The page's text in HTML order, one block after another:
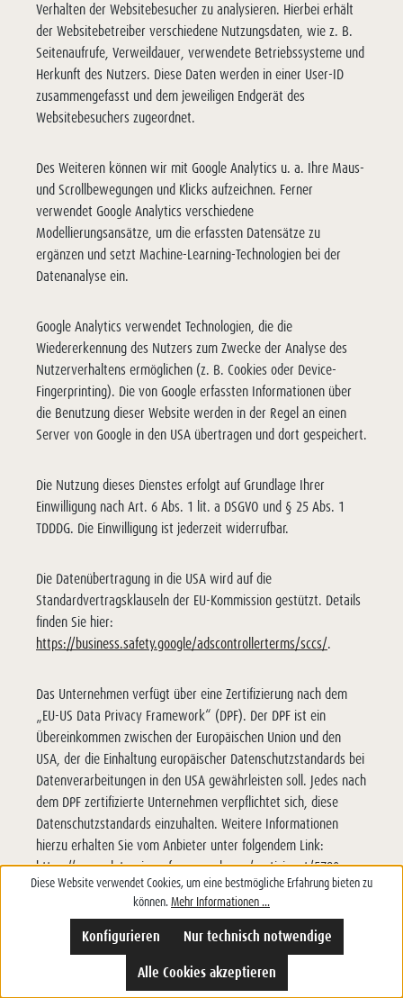
Verhalten der Websitebesucher zu analysieren. Hierbei erhält
der Websitebetreiber verschiedene Nutzungsdaten, wie z. B.
Seitenaufrufe, Verweildauer, verwendete Betriebssysteme und
Herkunft des Nutzers. Diese Daten werden in einer User-ID
zusammengefasst und dem jeweiligen Endgerät des
Websitebesuchers zugeordnet.
Des Weiteren können wir mit Google Analytics u. a. Ihre Maus-
und Scrollbewegungen und Klicks aufzeichnen. Ferner
verwendet Google Analytics verschiedene
Modellierungsansätze, um die erfassten Datensätze zu
ergänzen und setzt Machine-Learning-Technologien bei der
Datenanalyse ein.
Google Analytics verwendet Technologien, die die
Wiedererkennung des Nutzers zum Zwecke der Analyse des
Nutzerverhaltens ermöglichen (z. B. Cookies oder Device-
Fingerprinting). Die von Google erfassten Informationen über
die Benutzung dieser Website werden in der Regel an einen
Server von Google in den USA übertragen und dort gespeichert.
Die Nutzung dieses Dienstes erfolgt auf Grundlage Ihrer
Einwilligung nach Art. 6 Abs. 1 lit. a DSGVO und § 25 Abs. 1
TDDDG. Die Einwilligung ist jederzeit widerrufbar.
Die Datenübertragung in die USA wird auf die
Standardvertragsklauseln der EU-Kommission gestützt. Details
finden Sie hier:
https://business.safety.google/adscontrollerterms/sccs/.
Das Unternehmen verfügt über eine Zertifizierung nach dem
„EU-US Data Privacy Framework“ (DPF). Der DPF ist ein
Übereinkommen zwischen der Europäischen Union und den
USA, der die Einhaltung europäischer Datenschutzstandards bei
Datenverarbeitungen in den USA gewährleisten soll. Jedes nach
dem DPF zertifizierte Unternehmen verpflichtet sich, diese
Datenschutzstandards einzuhalten. Weitere Informationen
hierzu erhalten Sie vom Anbieter unter folgendem Link:
https://www.dataprivacyframework.gov/participant/5780.
IP Anonymisierung
Die Google Analytics IP-Anonymisierung ist aktiviert. Dadurch
wird Ihre IP-Adresse von Google innerhalb von Mitgliedstaaten
Diese Website verwendet Cookies, um eine bestmögliche Erfahrung bieten zu
können.Mehr Informationen ...
Nur technisch notwendige
Konfigurieren
Alle Cookies akzeptieren